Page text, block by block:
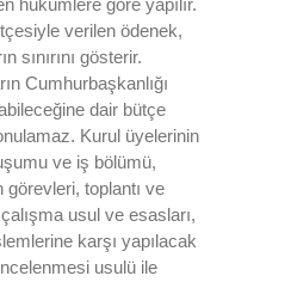
hükümlere göre yapılır.
verilen ödenek,
sınırını gösterir.
Cumhurbaşkanlığı
dair bütçe
Kurul üyelerinin
ve iş bölümü,
toplantı ve
usul ve esasları,
karşı yapılacak
usulü ile